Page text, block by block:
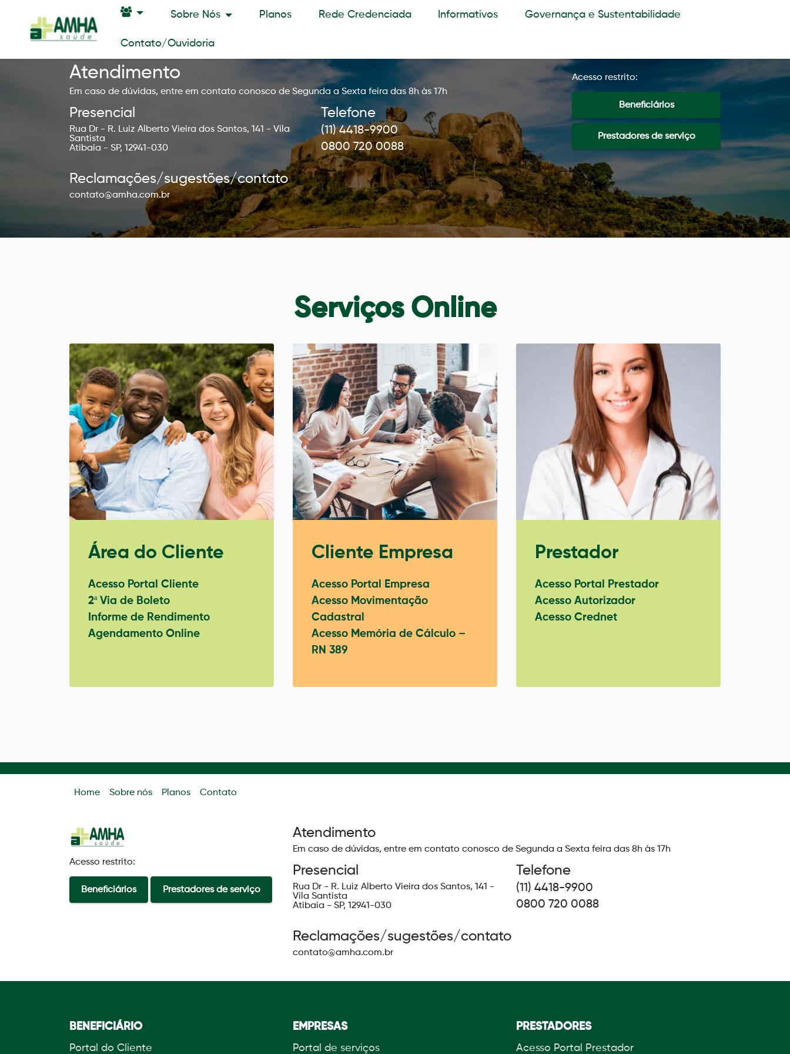
Sobre Nós Planos Rede Credenciada Informativos Governança e Sustentabilidade
Contato/Ouvidoria
Atendimento
Em caso de dúvidas, entre em contato conosco de Segunda a Sexta feira das 8h às 17h
Presencial
Rua Dr - R. Luiz Alberto Vieira dos Santos, 141 - Vila
Santista
Atibaia - SP, 12941-030
Telefone
(11) 4418-9900
0800 720 0088
Reclamações/sugestões/contato
contato@amha.com.br
Acesso restrito:
Beneficiários
Prestadores de serviço
Serviços Online
Área do Cliente
Acesso Portal Cliente
2ª Via de Boleto
Informe de Rendimento
Agendamento Online
Cliente Empresa
Acesso Portal Empresa
Acesso Movimentação
Cadastral
Acesso Memória de Cálculo –
RN 389
Prestador
Acesso Portal Prestador
Acesso Autorizador
Acesso Crednet
Home Sobre nós Planos Contato
Acesso restrito:
Beneficiários Prestadores de serviço
Atendimento
Em caso de dúvidas, entre em contato conosco de Segunda a Sexta feira das 8h às 17h
Presencial
Rua Dr - R. Luiz Alberto Vieira dos Santos, 141 -
Vila Santista
Atibaia - SP, 12941-030
Telefone
(11) 4418-9900
0800 720 0088
Reclamações/sugestões/contato
contato@amha.com.br
BENEFICIÁRIO
Portal do Cliente
EMPRESAS
Portal de serviços
PRESTADORES
Acesso Portal Prestador